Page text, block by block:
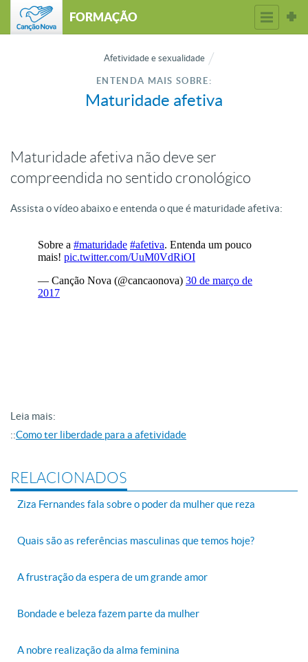
FORMAÇÃO
Afetividade e sexualidade
ENTENDA MAIS SOBRE:
Maturidade afetiva
Maturidade afetiva não deve ser
compreendida no sentido cronológico
Assista o vídeo abaixo e entenda o que é maturidade afetiva:
Leia mais:
::Como ter liberdade para a afetividade
RELACIONADOS
Ziza Fernandes fala sobre o poder da mulher que reza
Quais são as referências masculinas que temos hoje?
A frustração da espera de um grande amor
Bondade e beleza fazem parte da mulher
A nobre realização da alma feminina